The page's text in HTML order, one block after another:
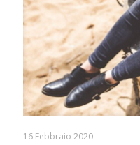
16 Febbraio 2020